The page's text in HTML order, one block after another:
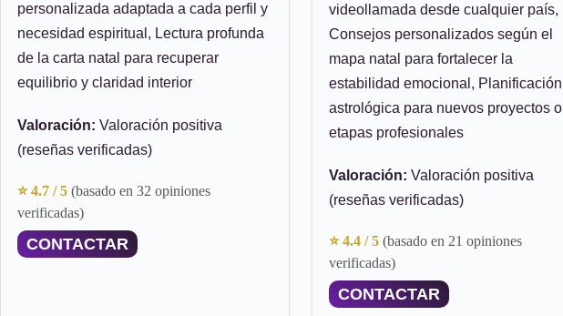
personalizada adaptada a cada perfil y
necesidad espiritual, Lectura profunda
de la carta natal para recuperar
equilibrio y claridad interior
Valoración: Valoración positiva
(reseñas verificadas)
⭐ 4.7 / 5 (basado en 32 opiniones
verificadas)
CONTACTAR
videollamada desde cualquier país,
Consejos personalizados según el
mapa natal para fortalecer la
estabilidad emocional, Planificación
astrológica para nuevos proyectos o
etapas profesionales
Valoración: Valoración positiva
(reseñas verificadas)
⭐ 4.4 / 5 (basado en 21 opiniones
verificadas)
CONTACTAR